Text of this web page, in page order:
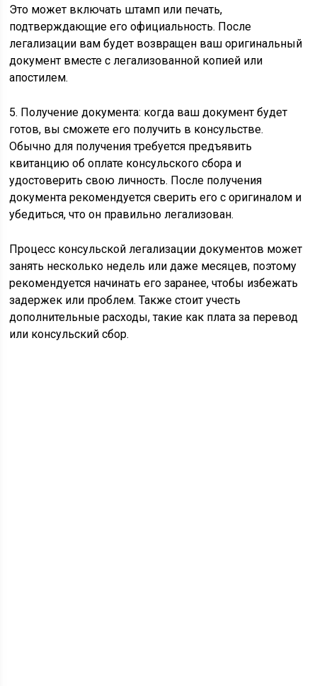
Это может включать штамп или печать,
подтверждающие его официальность. После
легализации вам будет возвращен ваш оригинальный
документ вместе с легализованной копией или
апостилем.
5. Получение документа: когда ваш документ будет
готов, вы сможете его получить в консульстве.
Обычно для получения требуется предъявить
квитанцию об оплате консульского сбора и
удостоверить свою личность. После получения
документа рекомендуется сверить его с оригиналом и
убедиться, что он правильно легализован.
Процесс консульской легализации документов может
занять несколько недель или даже месяцев, поэтому
рекомендуется начинать его заранее, чтобы избежать
задержек или проблем. Также стоит учесть
дополнительные расходы, такие как плата за перевод
или консульский сбор.